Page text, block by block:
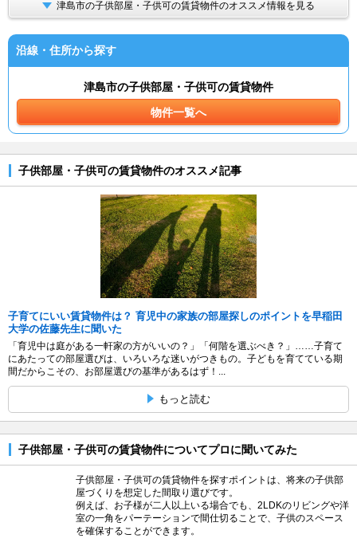
津島市の子供部屋・子供可の賃貸物件のオススメ情報を見る
沿線・住所から探す
津島市の子供部屋・子供可の賃貸物件
物件一覧へ
子供部屋・子供可の賃貸物件のオススメ記事
子育てにいい賃貸物件は？ 育児中の家族の部屋探しのポイントを早稲田
大学の佐藤先生に聞いた
「育児中は庭がある一軒家の方がいいの？」「何階を選ぶべき？」……子育て
にあたっての部屋選びは、いろいろな迷いがつきもの。子どもを育てている期
間だからこその、お部屋選びの基準があるはず！...
もっと読む
子供部屋・子供可の賃貸物件についてプロに聞いてみた
子供部屋・子供可の賃貸物件を探すポイントは、将来の子供部
屋づくりを想定した間取り選びです。
例えば、お子様が二人以上いる場合でも、2LDKのリビングや洋
室の一角をパーテーションで間仕切ることで、子供のスペース
を確保することができます。